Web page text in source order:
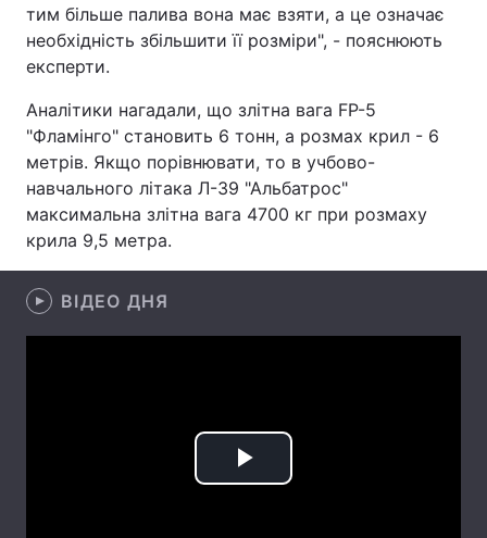
Цікавинки Погода
Екологія
Лонгріди
Відео з Youtube Статті
Інтерв'ю Думки
Архів Вакансії
тим більше палива вона має взяти, а це означає
необхідність збільшити її розміри", - пояснюють
експерти.
Аналітики нагадали, що злітна вага FP-5
"Фламінго" становить 6 тонн, а розмах крил - 6
метрів. Якщо порівнювати, то в учбово-
навчального літака Л-39 "Альбатрос"
максимальна злітна вага 4700 кг при розмаху
крила 9,5 метра.
ВІДЕО ДНЯ
Play